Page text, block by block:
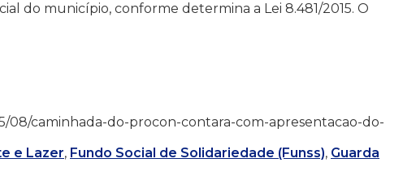
do município, conforme determina a Lei 8.481/2015. O
08/caminhada-do-procon-contara-com-apresentacao-do-
e Lazer, Fundo Social de Solidariedade (Funss), Guarda